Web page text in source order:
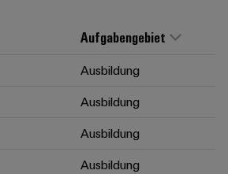
Aufgabengebiet
Ausbildung
Ausbildung
Ausbildung
Ausbildung